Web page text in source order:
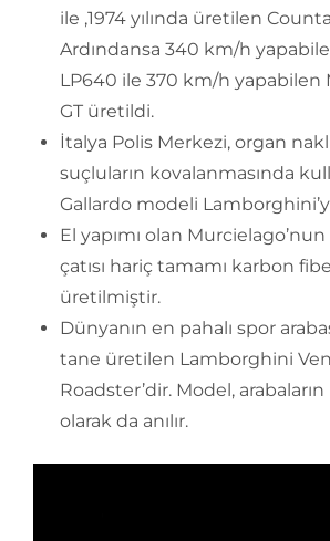
ile ,1974 yılında üretilen
Ardındansa 340 km/h
LP640 ile 370 km/h yapabilen
GT üretildi.
İtalya Polis Merkezi, organ
suçluların kovalanmasında
Gallardo modeli
El yapımı olan Murcielago’nun
çatısı hariç tamamı karbon
üretilmiştir.
Dünyanın en pahalı spor
tane üretilen Lamborghini
Roadster’dir. Model,
olarak da anılır.